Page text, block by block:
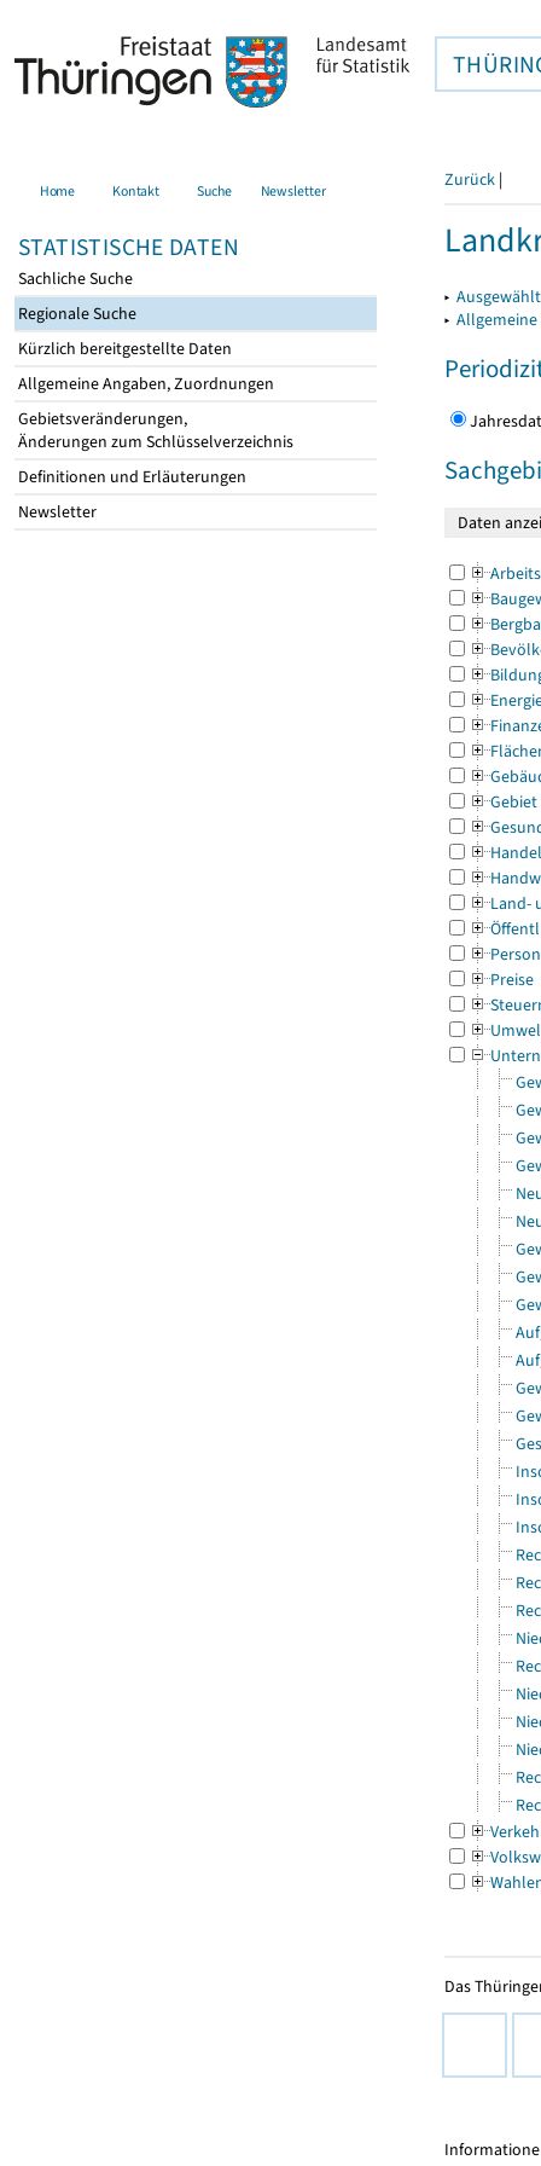
Home Kontakt Suche Newsletter
STATISTISCHE DATEN
Sachliche Suche
Regionale Suche
Kürzlich bereitgestellte Daten
Allgemeine Angaben, Zuordnungen
Gebietsveränderungen,
Änderungen zum Schlüsselverzeichnis
Definitionen und Erläuterungen
Newsletter
Zurück |
▸
▸
Gebiet
Land-
Preise
Das